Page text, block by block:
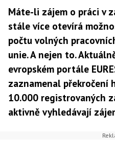
Máte-li zájem o práci v
stále více otevírá
počtu volných
unie. A nejen to.
evropském portále
zaznamenal překročení
10.000 registrovaných
aktivně vyhledávají